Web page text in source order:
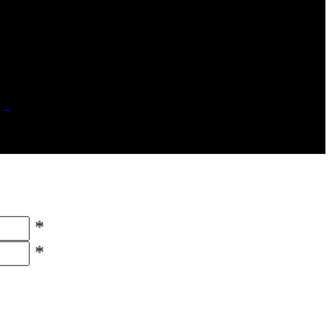
*
*